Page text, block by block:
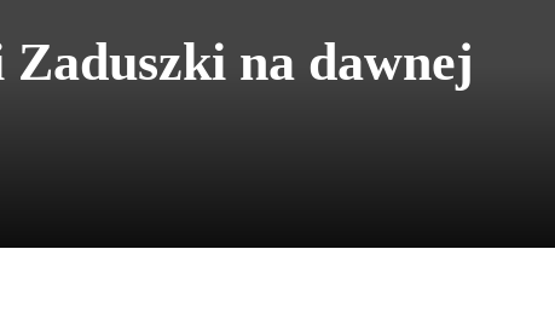
na dawnej